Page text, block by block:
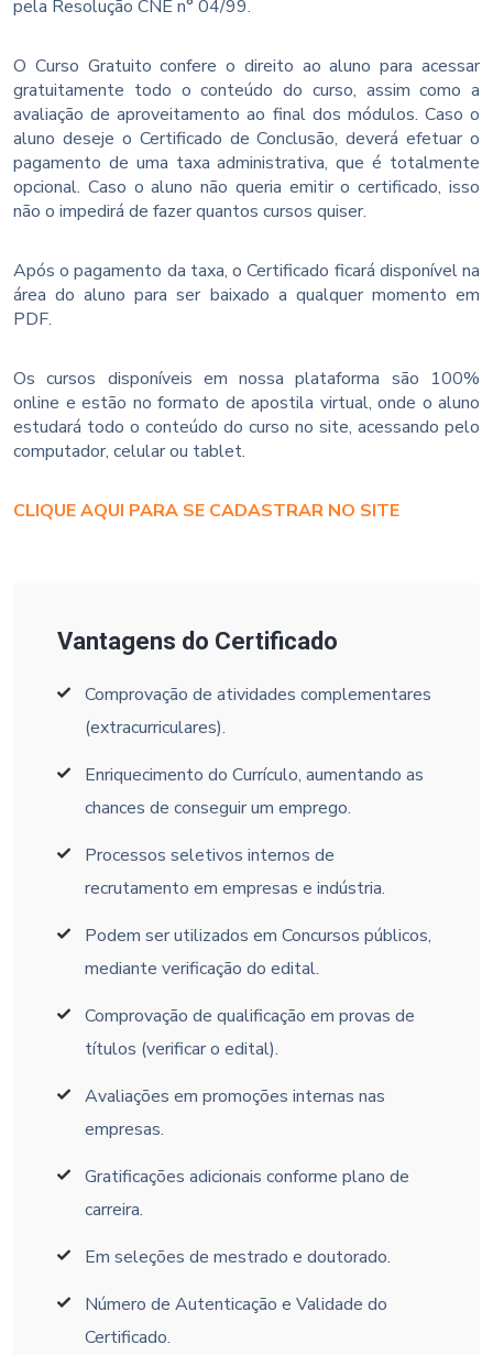
pela Resolução CNE n° 04/99.
O Curso Gratuito confere o direito ao aluno para acessar
gratuitamente todo o conteúdo do curso, assim como a
avaliação de aproveitamento ao final dos módulos. Caso o
aluno deseje o Certificado de Conclusão, deverá efetuar o
pagamento de uma taxa administrativa, que é totalmente
opcional. Caso o aluno não queria emitir o certificado, isso
não o impedirá de fazer quantos cursos quiser.
Após o pagamento da taxa, o Certificado ficará disponível na
área do aluno para ser baixado a qualquer momento em
PDF.
Os cursos disponíveis em nossa plataforma são 100%
online e estão no formato de apostila virtual, onde o aluno
estudará todo o conteúdo do curso no site, acessando pelo
computador, celular ou tablet.
CLIQUE AQUI PARA SE CADASTRAR NO SITE
Vantagens do Certificado
Comprovação de atividades complementares
(extracurriculares).
Enriquecimento do Currículo, aumentando as
chances de conseguir um emprego.
Processos seletivos internos de
recrutamento em empresas e indústria.
Podem ser utilizados em Concursos públicos,
mediante verificação do edital.
Comprovação de qualificação em provas de
títulos (verificar o edital).
Avaliações em promoções internas nas
empresas.
Gratificações adicionais conforme plano de
carreira.
Em seleções de mestrado e doutorado.
Número de Autenticação e Validade do
Certificado.